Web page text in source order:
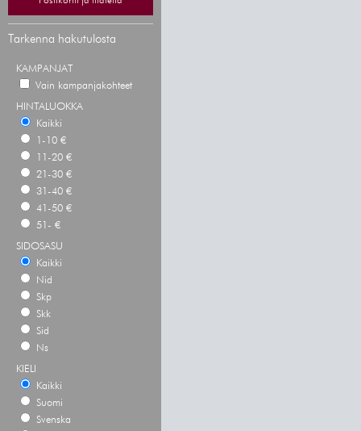
Tarkenna hakutulosta
KAMPANJAT
Vain kampanjakohteet
HINTALUOKKA
Kaikki
1-10 €
11-20 €
21-30 €
31-40 €
41-50 €
51- €
SIDOSASU
Kaikki
Nid
Skp
Skk
Sid
Ns
KIELI
Kaikki
Suomi
Svenska